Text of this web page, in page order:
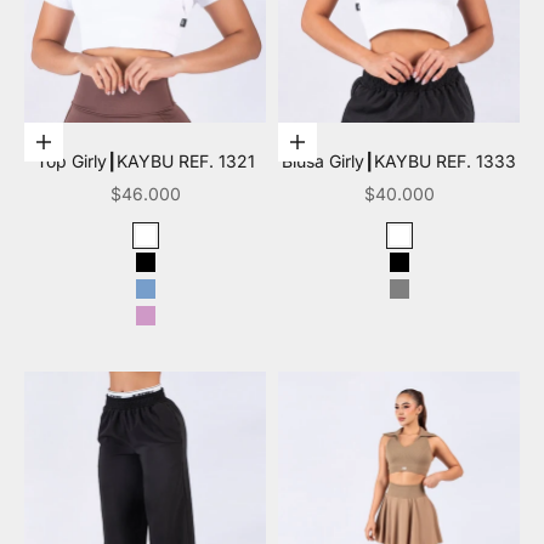
Elige opciones
Top Girly┃KAYBU REF. 1321
Precio de oferta
$46.000
Blanco
Negro
Azul claro
Mora leche
Elige opciones
Blusa Girly┃KAYBU REF. 1333
Precio de oferta
$40.000
Blanco
Negro
Gris